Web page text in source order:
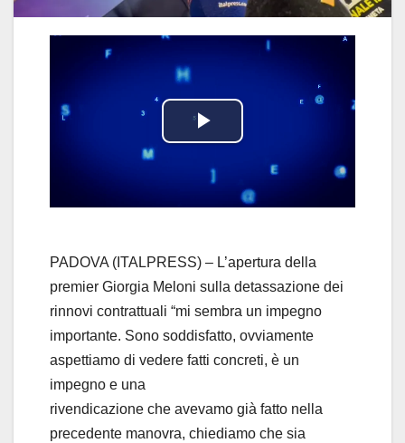
P
l
y
V
i
e
PADOVA (ITALPRESS) – L’apertura della
premier Giorgia Meloni sulla detassazione dei
rinnovi contrattuali “mi sembra un impegno
importante. Sono soddisfatto, ovviamente
aspettiamo di vedere fatti concreti, è un
impegno e una
rivendicazione che avevamo già fatto nella
precedente manovra, chiediamo che sia